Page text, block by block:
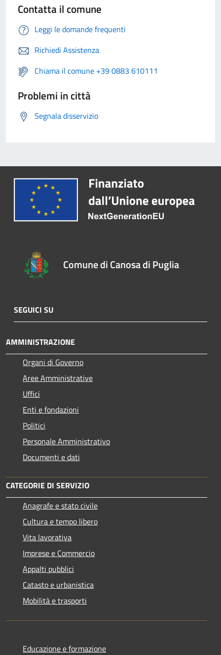
Contatta il comune
Leggi le domande frequenti
Richiedi Assistenza
Chiama il comune +39 0883 610111
Problemi in città
Segnala disservizio
Comune di Canosa di Puglia
SEGUICI SU
AMMINISTRAZIONE
Organi di Governo
Aree Amministrative
Uffici
Enti e fondazioni
Politici
Personale Amministrativo
Documenti e dati
CATEGORIE DI SERVIZIO
Anagrafe e stato civile
Cultura e tempo libero
Vita lavorativa
Imprese e Commercio
Appalti pubblici
Catasto e urbanistica
Mobilità e trasporti
Educazione e formazione